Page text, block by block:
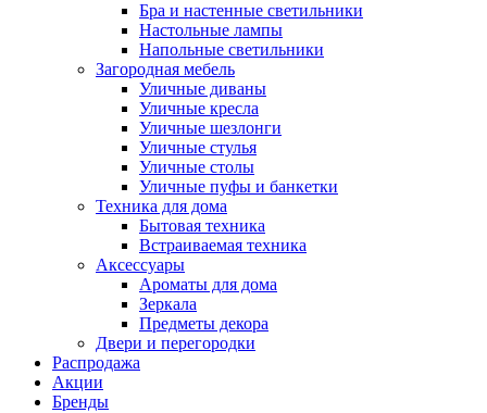
Бра и настенные светильники
Настольные лампы
Напольные светильники
Загородная мебель
Уличные диваны
Уличные кресла
Уличные шезлонги
Уличные стулья
Уличные столы
Уличные пуфы и банкетки
Техника для дома
Бытовая техника
Встраиваемая техника
Аксессуары
Ароматы для дома
Зеркала
Предметы декора
Двери и перегородки
Распродажа
Акции
Бренды